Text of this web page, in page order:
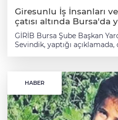
Giresunlu İş İnsanları
çatısı altında Bursa'da
GİRİB Bursa Şube Başkan
Sevindik, yaptığı
hedefler doğrultusunda
söyledi. Merkezi Ankara'da bulunan ve Türkiye
genelindeki en yaygın ve üst
bürokratları barındıran
yapılanmalarından biri olan
Sakarya, İzmir, Samsun,
HABER